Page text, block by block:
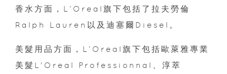
香水方面，L’Oreal旗下包括了拉夫勞倫
Ralph Lauren以及迪塞爾Diesel。
美髮用品方面，L’Oreal旗下包括歐萊雅專業
美髮L'Oreal Professionnal、淳萃